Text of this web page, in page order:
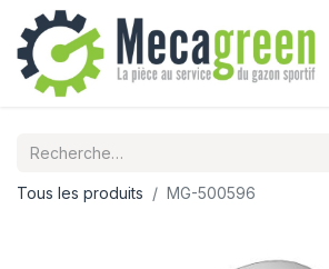
Tous les produits MG-500596